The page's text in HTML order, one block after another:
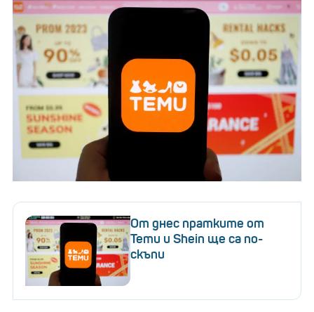
От днес пратките от
Temu и Shein ще са по-
скъпи